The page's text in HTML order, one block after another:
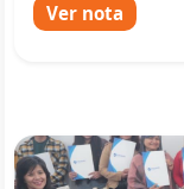
Ver nota